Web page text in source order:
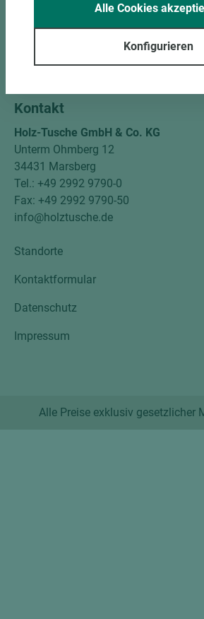
Unternehmen
Kontakt
Holz-Tusche GmbH & Co. KG
Unterm Ohmberg 12
34431 Marsberg
Tel.: +49 2992 9790-0
Fax: +49 2992 9790-50
info@holztusche.de
Standorte
Kontaktformular
Datenschutz
Impressum
Alle Preise exklusiv gesetzlicher
Konfigurieren
Alle Cookies